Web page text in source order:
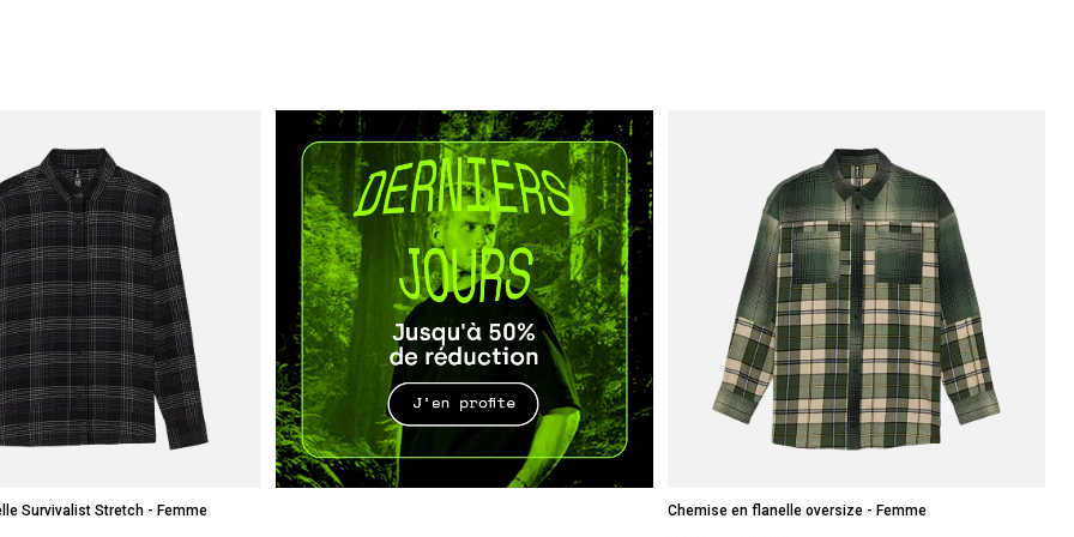
Survivalist Stretch - Femme Chemise en flanelle oversize - Femme